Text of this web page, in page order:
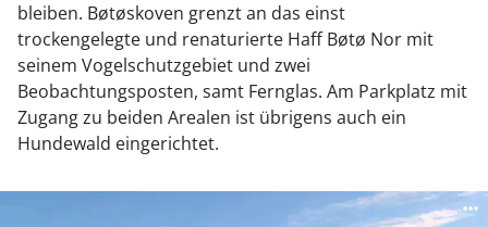
bleiben. Bøtøskoven grenzt an das einst
trockengelegte und renaturierte Haff Bøtø Nor mit
seinem Vogelschutzgebiet und zwei
Beobachtungsposten, samt Fernglas. Am Parkplatz mit
Zugang zu beiden Arealen ist übrigens auch ein
Hundewald eingerichtet.